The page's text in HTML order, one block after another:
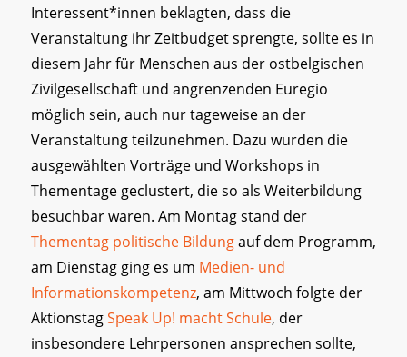
Interessent*innen beklagten, dass die
Veranstaltung ihr Zeitbudget sprengte, sollte es in
diesem Jahr für Menschen aus der ostbelgischen
Zivilgesellschaft und angrenzenden Euregio
möglich sein, auch nur tageweise an der
Veranstaltung teilzunehmen. Dazu wurden die
ausgewählten Vorträge und Workshops in
Thementage geclustert, die so als Weiterbildung
besuchbar waren. Am Montag stand der
Thementag politische Bildungauf dem Programm,
am Dienstag ging es um Medien- und
Informationskompetenz, am Mittwoch folgte der
AktionstagSpeak Up! macht Schule, der
insbesondere Lehrpersonen ansprechen sollte,